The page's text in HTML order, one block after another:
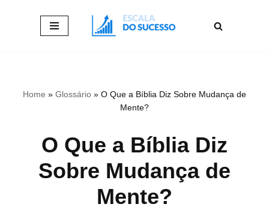
Home » Glossário » O Que a Bíblia Diz Sobre Mudança de
Mente?
O Que a Bíblia Diz
Sobre Mudança de
Mente?